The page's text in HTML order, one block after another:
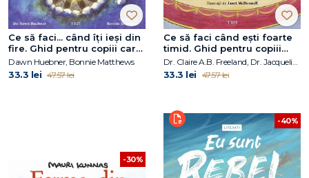
Ce să faci... când îţi ieşi din
fire. Ghid pentru copiii care
nu-şi pot stăpâni furia
Dawn Huebner, Bonnie Matthews
33.3 lei 47.57 lei
Ce să faci când ești foarte
timid. Ghid pentru copiii
care vor să scape de
anxietatea socială
33.3 lei 47.57 lei
-30%
-40%